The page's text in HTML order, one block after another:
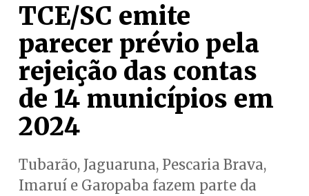
TCE/SC emite
parecer prévio pela
rejeição das contas
de 14 municípios em
2024
Tubarão, Jaguaruna, Pescaria Brava,
Imaruí e Garopaba fazem parte da